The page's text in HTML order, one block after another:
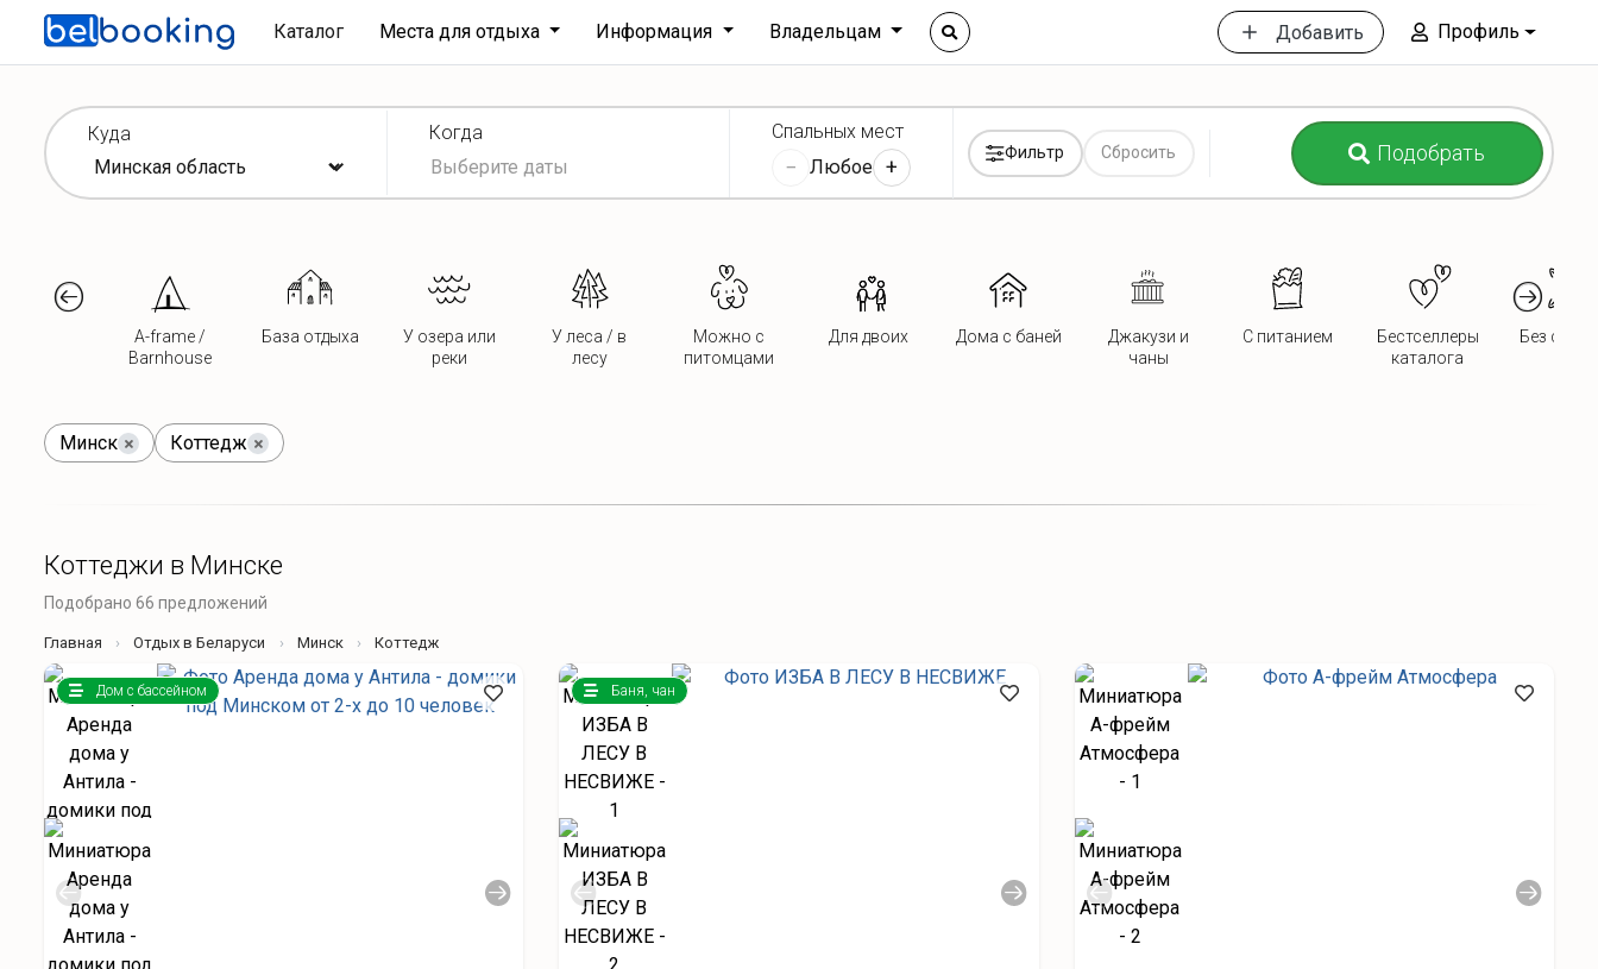
Каталог Места для отдыха Информация Владельцам Добавить Профиль
Куда Когда Спальных мест
− Любое +
Фильтр Сбросить Подобрать
A-frame /
Barnhouse
База отдыха
У озера или
реки
У леса / в
лесу
Можно с
питомцами
Для двоих Дома с баней
Джакузи и
чаны
С питанием
Бестселлеры
каталога
Без
Минск Коттедж
Коттеджи в Минске
Подобрано 66 предложений
Главная Отдых в Беларуси Минск Коттедж
Дом с бассейном Баня, чан